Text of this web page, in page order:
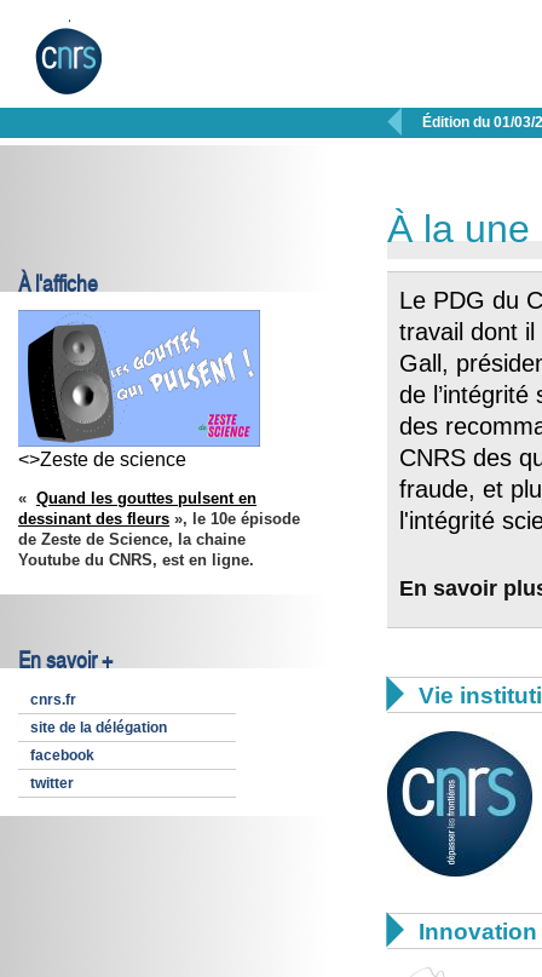
 Édition du 01/03/
À l'affiche
<>Zeste de science
« Quand les gouttes pulsent en
dessinant des fleurs », le 10e épisode
de Zeste de Science, la chaine
Youtube du CNRS, est en ligne.
En savoir +
cnrs.fr
site de la délégation
facebook
twitter
À la une
Le PDG du
travail dont
Gall,
de
des
CNRS des
fraude, et
l'intégrité
En savoir
 Vie
